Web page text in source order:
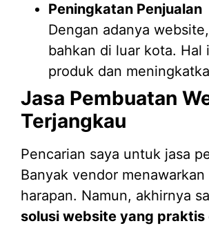
Peningkatan Penjualan
Dengan adanya
bahkan di luar kota.
produk dan
Jasa Pembuatan
Terjangkau
Pencarian saya untuk jasa
Banyak vendor
harapan. Namun, akhirnya
solusi website yang